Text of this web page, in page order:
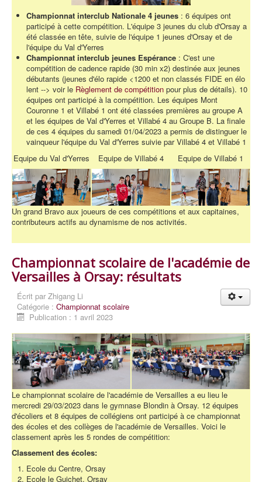
Championnat interclub Nationale 4 jeunes : 6 équipes ont
participé à cette compétition. L'équipe 3 jeunes du club d'Orsay a
été classée en tête, suivie de l'équipe 1 jeunes d'Orsay et de
l'équipe du Val d'Yerres
Championnat interclub jeunes Espérance : C'est une
compétition de cadence rapide (30 min x2) destinée aux jeunes
débutants (jeunes d'élo rapide <1200 et non classés FIDE en élo
lent --> voir le Règlement de compétition pour plus de détails). 10
équipes ont participé à la compétition. Les équipes Mont
Couronne 1 et Villabé 1 ont été classées premières au groupe A
et les équipes de Val d'Yerres et Villabé 4 au Groupe B. La finale
de ces 4 équipes du samedi 01/04/2023 a permis de distinguer le
vainqueur l'équipe du Val d'Yerres suivie par Villabé 4 et Villabé 1
Equipe du Val d'Yerres
Equipe de Villabé 4 Equipe de Villabé 1
Un grand Bravo aux joueurs de ces compétitions et aux capitaines,
contributeurs actifs au dynamisme de nos activités.
Championnat scolaire de l'académie de
Versailles à Orsay: résultats
Écrit par Zhigang Li
Catégorie : Championnat scolaire
Publication : 1 avril 2023
Le championnat scolaire de l'académie de Versailles a eu lieu le
mercredi 29/03/2023 dans le gymnase Blondin à Orsay. 12 équipes
d'écoliers et 8 équipes de collégiens ont participé à ce championnat
des écoles et des collèges de l'académie de Versailles. Voici le
classement après les 5 rondes de compétition:
Classement des écoles:
Ecole du Centre, Orsay
Ecole le Guichet, Orsay